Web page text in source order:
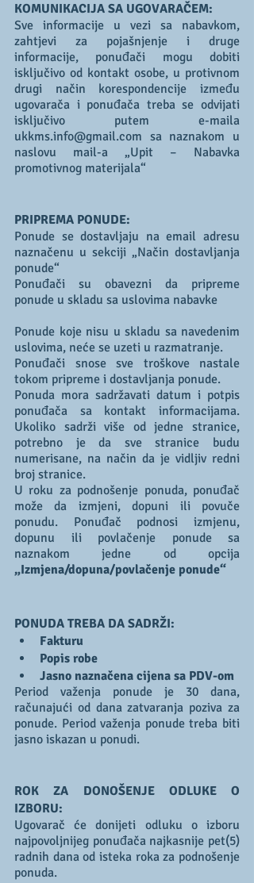
KOMUNIKACIJA SA UGOVARAČEM:
Sve informacije u vezi sa nabavkom,
zahtjevi za pojašnjenje i druge
informacije, ponuđači mogu dobiti
isključivo od kontakt osobe, u protivnom
drugi način korespondencije između
ugovarača i ponuđača treba se odvijati
isključivo putem e-maila
ukkms.info@gmail.com sa naznakom u
naslovu mail-a „Upit – Nabavka
promotivnog materijala“
PRIPREMA PONUDE:
Ponude se dostavljaju na email adresu
naznačenu u sekciji „Način dostavljanja
ponude“
Ponuđači su obavezni da pripreme
ponude u skladu sa uslovima nabavke
Ponude koje nisu u skladu sa navedenim
uslovima, neće se uzeti u razmatranje.
Ponuđači snose sve troškove nastale
tokom pripreme i dostavljanja ponude.
Ponuda mora sadržavati datum i potpis
ponuđača sa kontakt informacijama.
Ukoliko sadrži više od jedne stranice,
potrebno je da sve stranice budu
numerisane, na način da je vidljiv redni
broj stranice.
U roku za podnošenje ponuda, ponuđač
može da izmjeni, dopuni ili povuče
ponudu. Ponuđač podnosi izmjenu,
dopunu ili povlačenje ponude sa
„Izmjena/dopuna/povlačenje ponude“
PONUDA TREBA DA SADRŽI:
Fakturu
Popis robe
Jasno naznačena cijena sa PDV-om
Period važenja ponude je 30 dana,
računajući od dana zatvaranja poziva za
ponude. Period važenja ponude treba biti
jasno iskazan u ponudi.
ROK ZA DONOŠENJE ODLUKE O
IZBORU:
Ugovarač će donijeti odluku o izboru
najpovoljnijeg ponuđača najkasnije pet(5)
radnih dana od isteka roka za podnošenje
ponuda.